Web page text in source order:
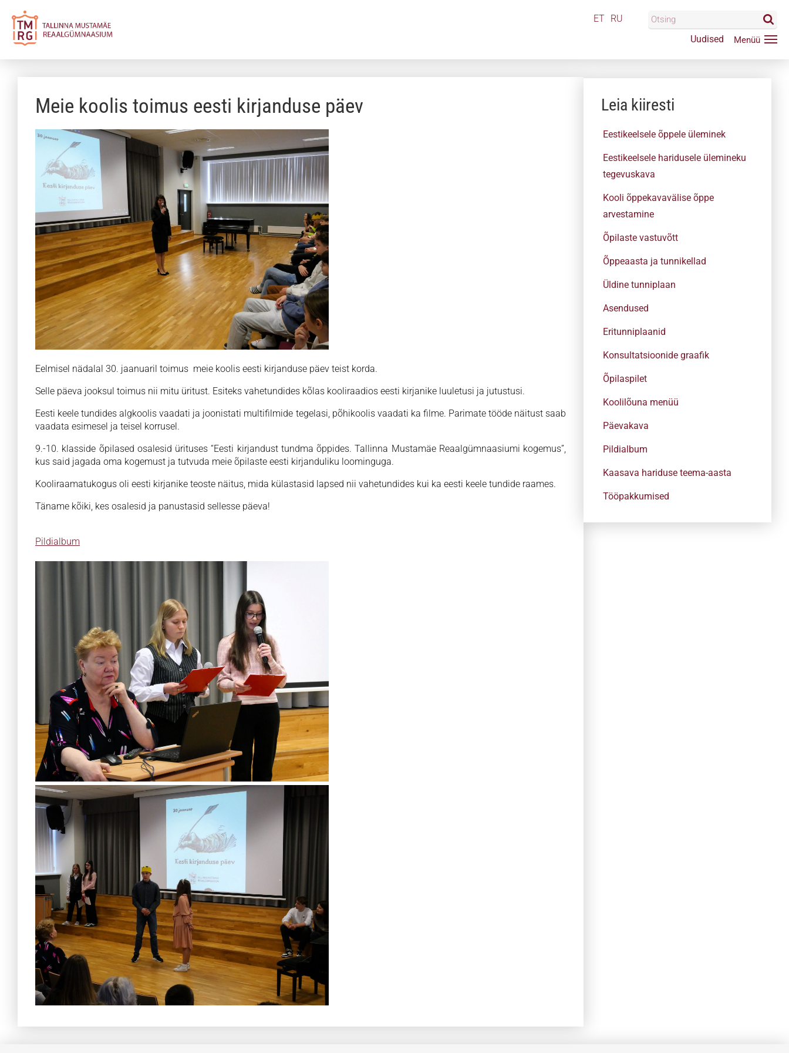
ET RU
Uudised
Meie koolis toimus eesti kirjanduse päev
Eelmisel nädalal 30. jaanuaril toimus meie koolis eesti kirjanduse päev teist korda.
Selle päeva jooksul toimus nii mitu üritust. Esiteks vahetundides kõlas kooliraadios eesti kirjanike luuletusi ja jutustusi.
Eesti keele tundides algkoolis vaadati ja joonistati multifilmide tegelasi, põhikoolis vaadati ka filme. Parimate tööde näitust saab
vaadata esimesel ja teisel korrusel.
9.-10. klasside õpilased osalesid ürituses “Eesti kirjandust tundma õppides. Tallinna Mustamäe Reaalgümnaasiumi kogemus”,
kus said jagada oma kogemust ja tutvuda meie õpilaste eesti kirjanduliku loominguga.
Kooliraamatukogus oli eesti kirjanike teoste näitus, mida külastasid lapsed nii vahetundides kui ka eesti keele tundide raames.
Täname kõiki, kes osalesid ja panustasid sellesse päeva!
Pildialbum
Leia kiiresti
Eestikeelsele õppele üleminek
Eestikeelsele haridusele ülemineku
tegevuskava
Kooli õppekavavälise õppe
arvestamine
Õpilaste vastuvõtt
Õppeaasta ja tunnikellad
Üldine tunniplaan
Asendused
Eritunniplaanid
Konsultatsioonide graafik
Õpilaspilet
Koolilõuna menüü
Päevakava
Pildialbum
Kaasava hariduse teema-aasta
Tööpakkumised